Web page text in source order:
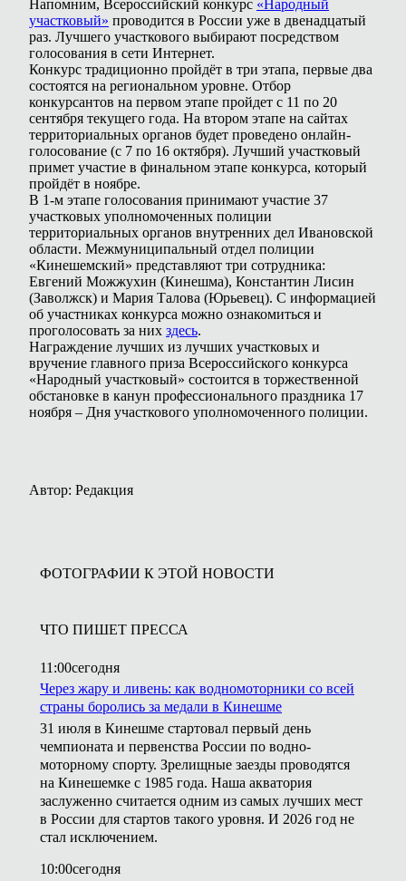
Напомним, Всероссийский конкурс «Народный
участковый» проводится в России уже в двенадцатый
раз. Лучшего участкового выбирают посредством
голосования в сети Интернет.
Конкурс традиционно пройдёт в три этапа, первые два
состоятся на региональном уровне. Отбор
конкурсантов на первом этапе пройдет с 11 по 20
сентября текущего года. На втором этапе на сайтах
территориальных органов будет проведено онлайн-
голосование (с 7 по 16 октября). Лучший участковый
примет участие в финальном этапе конкурса, который
пройдёт в ноябре.
В 1-м этапе голосования принимают участие 37
участковых уполномоченных полиции
территориальных органов внутренних дел Ивановской
области. Межмуниципальный отдел полиции
«Кинешемский» представляют три сотрудника:
Евгений Можжухин (Кинешма), Константин Лисин
(Заволжск) и Мария Талова (Юрьевец). С информацией
об участниках конкурса можно ознакомиться и
проголосовать за них здесь.
Награждение лучших из лучших участковых и
вручение главного приза Всероссийского конкурса
«Народный участковый» состоится в торжественной
обстановке в канун профессионального праздника 17
ноября – Дня участкового уполномоченного полиции.
Автор: Редакция
ФОТОГРАФИИ К ЭТОЙ НОВОСТИ
ЧТО ПИШЕТ ПРЕССА
11:00сегодня
Через жару и ливень: как водномоторники со всей
страны боролись за медали в Кинешме
31 июля в Кинешме стартовал первый день
чемпионата и первенства России по водно-
моторному спорту. Зрелищные заезды проводятся
на Кинешемке с 1985 года. Наша акватория
заслуженно считается одним из самых лучших мест
в России для стартов такого уровня. И 2026 год не
стал исключением.
10:00сегодня